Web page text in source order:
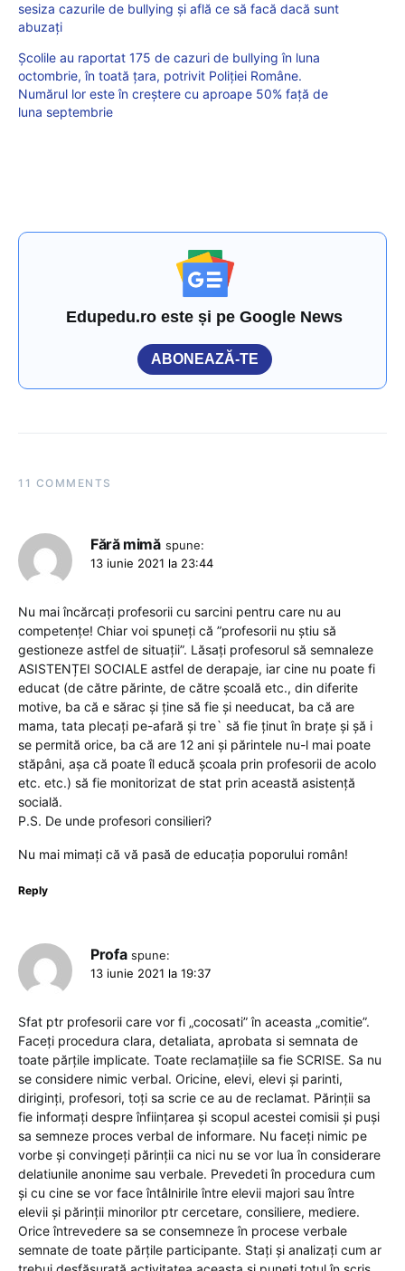
sesiza cazurile de bullying și află ce să facă dacă sunt
abuzați
Școlile au raportat 175 de cazuri de bullying în luna
octombrie, în toată țara, potrivit Poliției Române.
Numărul lor este în creștere cu aproape 50% față de
luna septembrie
Edupedu.ro este și pe Google News
ABONEAZĂ-TE
11 COMMENTS
Fără mimă spune:
13 iunie 2021 la 23:44
Nu mai încărcați profesorii cu sarcini pentru care nu au
competențe! Chiar voi spuneți că ”profesorii nu știu să
gestioneze astfel de situații”. Lăsați profesorul să semnaleze
ASISTENȚEI SOCIALE astfel de derapaje, iar cine nu poate fi
educat (de către părinte, de către școală etc., din diferite
motive, ba că e sărac și ține să fie și needucat, ba că are
mama, tata plecați pe-afară și tre` să fie ținut în brațe și șă i
se permită orice, ba că are 12 ani și părintele nu-l mai poate
stăpâni, așa că poate îl educă școala prin profesorii de acolo
etc. etc.) să fie monitorizat de stat prin această asistență
socială.
P.S. De unde profesori consilieri?
Nu mai mimați că vă pasă de educația poporului român!
Reply
Profa spune:
13 iunie 2021 la 19:37
Sfat ptr profesorii care vor fi „cocosati” în aceasta „comitie”.
Faceți procedura clara, detaliata, aprobata si semnata de
toate părțile implicate. Toate reclamațiile sa fie SCRISE. Sa nu
se considere nimic verbal. Oricine, elevi, elevi și parinti,
diriginți, profesori, toți sa scrie ce au de reclamat. Părinții sa
fie informați despre înființarea și scopul acestei comisii și puși
sa semneze proces verbal de informare. Nu faceți nimic pe
vorbe și convingeți părinții ca nici nu se vor lua în considerare
delatiunile anonime sau verbale. Prevedeti în procedura cum
și cu cine se vor face întâlnirile între elevii majori sau între
elevii și părinții minorilor ptr cercetare, consiliere, mediere.
Orice întrevedere sa se consemneze în procese verbale
semnate de toate părțile participante. Stați și analizați cum ar